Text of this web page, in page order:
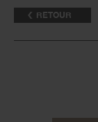
RETOUR